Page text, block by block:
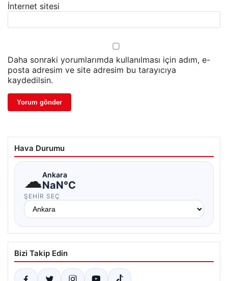
İnternet sitesi
Daha sonraki yorumlarımda kullanılması için adım, e-
posta adresim ve site adresim bu tarayıcıya
kaydedilsin.
Hava Durumu
☁Ankara
NaN°C
ŞEHIR SEÇ
Bizi Takip Edin